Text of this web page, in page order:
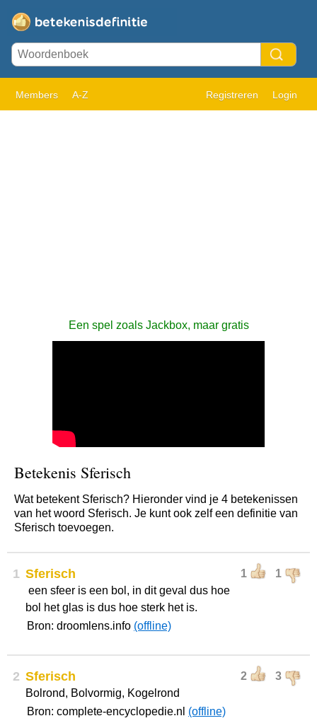
Members A-Z Registreren Login
Een spel zoals Jackbox, maar gratis
Betekenis Sferisch
Wat betekent Sferisch? Hieronder vind je 4 betekenissen
van het woord Sferisch. Je kunt ook zelf een definitie van
Sferisch toevoegen.
1 1 1
Sferisch
een sfeer is een bol, in dit geval dus hoe
bol het glas is dus hoe sterk het is.
Bron: droomlens.info (offline)
2 2 3
Sferisch
Bolrond, Bolvormig, Kogelrond
Bron: complete-encyclopedie.nl (offline)